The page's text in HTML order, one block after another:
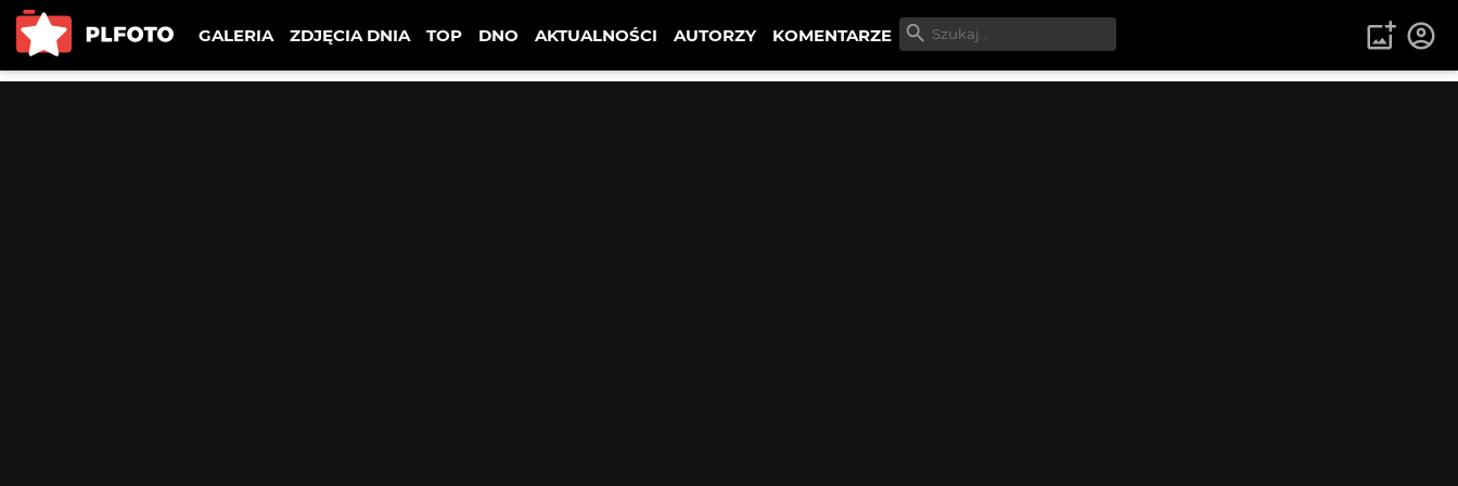
GALERIA ZDJĘCIA DNIA TOP DNO AKTUALNOŚCI AUTORZY KOMENTARZE